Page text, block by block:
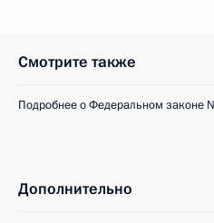
Смотрите также
Подробнее о Федеральном
Дополнительно